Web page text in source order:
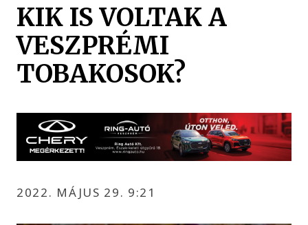
KIK IS VOLTAK A
VESZPRÉMI
TOBAKOSOK?
2022. MÁJUS 29. 9:21